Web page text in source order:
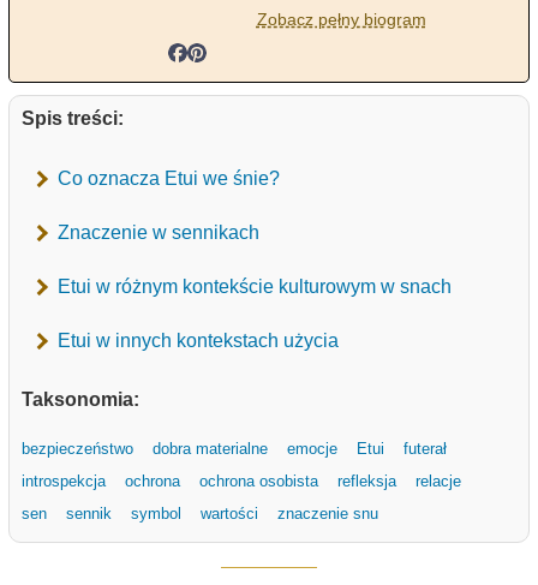
Zobacz pełny biogram
Spis treści:
Co oznacza Etui we śnie?
Znaczenie w sennikach
Etui w różnym kontekście kulturowym w snach
Etui w innych kontekstach użycia
Taksonomia:
bezpieczeństwo dobra materialne emocje Etui
futerał
introspekcja
ochrona ochrona osobista refleksja
relacje
sen
sennik symbol wartości znaczenie snu